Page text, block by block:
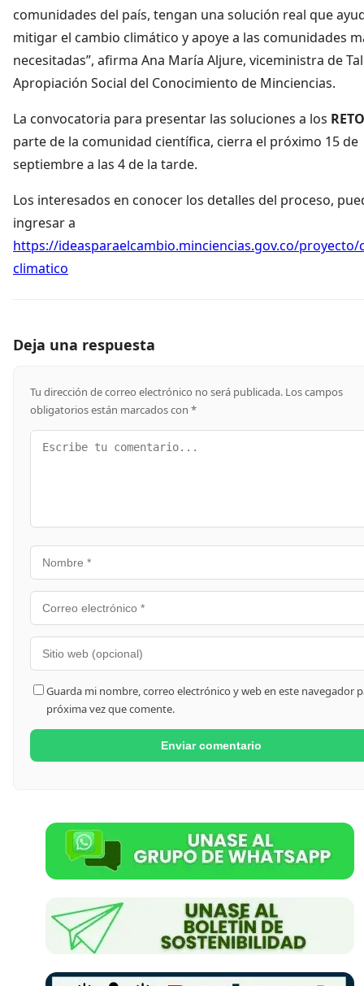
comunidades del país, tengan una solución real que
mitigar el cambio climático y apoye a las comunidades
necesitadas”, afirma Ana María Aljure, viceministra de
Apropiación Social del Conocimiento de Minciencias.
La convocatoria para presentar las soluciones a los
parte de la comunidad científica, cierra el próximo 15 de
septiembre a las 4 de la tarde.
Los interesados en conocer los detalles del proceso,
ingresar a
https://ideasparaelcambio.minciencias.gov.co/proyecto/
climatico
Deja una respuesta
Tu dirección de correo electrónico no será publicada. Los campos
obligatorios están marcados con *
Guarda mi nombre, correo electrónico y web en este navegador
próxima vez que comente.